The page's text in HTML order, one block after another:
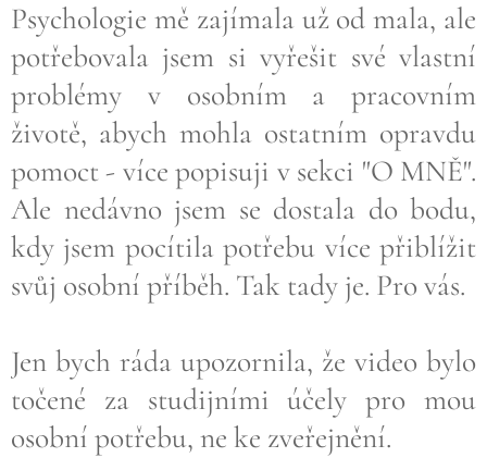
Psychologie mě zajímala už od mala, ale
potřebovala jsem si vyřešit své vlastní
problémy v osobním a pracovním
životě, abych mohla ostatním opravdu
pomoct - více popisuji v sekci "O MNĚ".
Ale nedávno jsem se dostala do bodu,
kdy jsem pocítila potřebu více přiblížit
svůj osobní příběh. Tak tady je. Pro vás.
Jen bych ráda upozornila, že video bylo
točené za studijními účely pro mou
osobní potřebu, ne ke zveřejnění.